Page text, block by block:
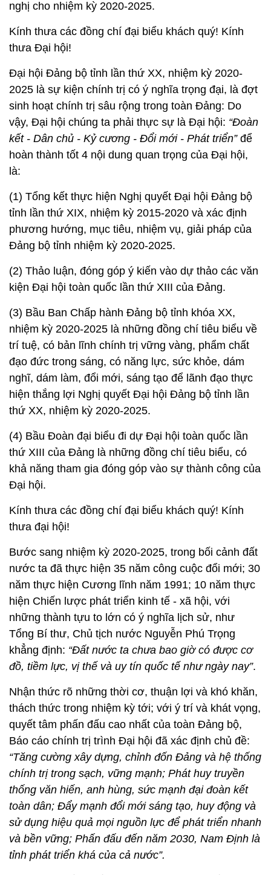
đoàn kết, thống nhất trong Đảng ngày một tốt hơn,
niềm tin của nhân dân được củng cố, vị thế và uy
tín của tỉnh ngày càng được khẳng định.
Bên cạnh những kết quả đạt được, trên một số lĩnh
vực vẫn còn hạn chế, tồn tại. Tất cả những thành
tựu cũng như những hạn chế, tồn tại cần được Đại
hội phân tích, đánh giá một cách sâu sắc để quyết
nghị cho nhiệm kỳ 2020-2025.
Kính thưa các đồng chí đại biểu khách quý! Kính
thưa Đại hội!
Đại hội Đảng bộ tỉnh lần thứ XX, nhiệm kỳ 2020-
2025 là sự kiện chính trị có ý nghĩa trọng đại, là đợt
sinh hoạt chính trị sâu rộng trong toàn Đảng: Do
vậy, Đại hội chúng ta phải thực sự là Đại hội:
kết - Dân chủ - Kỷ cương - Đổi mới - Phát triển”
để
hoàn thành tốt 4 nội dung quan trọng của Đại hội,
là:
(1) Tổng kết thực hiện Nghị quyết Đại hội Đảng bộ
tỉnh lần thứ XIX, nhiệm kỳ 2015-2020 và xác định
phương hướng, mục tiêu, nhiệm vụ, giải pháp của
Đảng bộ tỉnh nhiệm kỳ 2020-2025.
(2) Thảo luận, đóng góp ý kiến vào dự thảo các văn
kiện Đại hội toàn quốc lần thứ XIII của Đảng.
(3) Bầu Ban Chấp hành Đảng bộ tỉnh khóa XX,
nhiệm kỳ 2020-2025 là những đồng chí tiêu biểu về
trí tuệ, có bản lĩnh chính trị vững vàng, phẩm chất
đạo đức trong sáng, có năng lực, sức khỏe, dám
nghĩ, dám làm, đổi mới, sáng tạo để lãnh đạo thực
hiện thắng lợi Nghị quyết Đại hội Đảng bộ tỉnh lần
thứ XX, nhiệm kỳ 2020-2025.
(4) Bầu Đoàn đại biểu đi dự Đại hội toàn quốc lần
thứ XIII của Đảng là những đồng chí tiêu biểu, có
khả năng tham gia đóng góp vào sự thành công của
Đại hội.
Kính thưa các đồng chí đại biểu khách quý! Kính
thưa đại hội!
nước ta đã thực hiện 35 năm công cuộc đổi mới; 30
năm thực hiện Cương lĩnh năm 1991; 10 năm thực
hiện Chiến lược phát triển kinh tế - xã hội, với
những thành tựu to lớn có ý nghĩa lịch sử, như
Tổng Bí thư, Chủ tịch nước Nguyễn Phú Trọng
khẳng định:“Đất nước ta chưa bao giờ có được cơ
đồ, tiềm lực, vị thế và uy tín quốc tế như ngày nay”
Nhận thức rõ những thời cơ, thuận lợi và khó khăn,
thách thức trong nhiệm kỳ tới; với ý trí và khát vọng,
quyết tâm phấn đấu cao nhất của toàn Đảng bộ,